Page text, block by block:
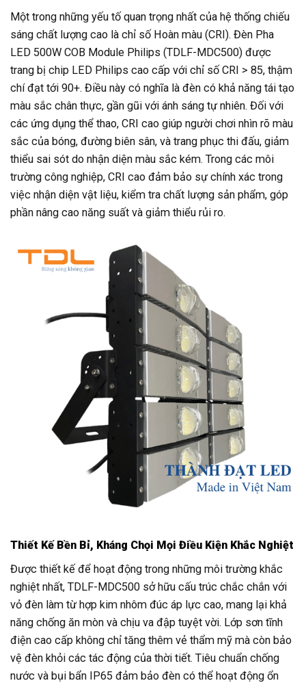
Một trong những yếu tố quan trọng nhất của hệ thống chiếu
sáng chất lượng cao là chỉ số Hoàn màu (CRI). Đèn Pha
LED 500W COB Module Philips (TDLF-MDC500) được
trang bị chip LED Philips cao cấp với chỉ số CRI > 85, thậm
chí đạt tới 90+. Điều này có nghĩa là đèn có khả năng tái tạo
màu sắc chân thực, gần gũi với ánh sáng tự nhiên. Đối với
các ứng dụng thể thao, CRI cao giúp người chơi nhìn rõ màu
sắc của bóng, đường biên sân, và trang phục thi đấu, giảm
thiểu sai sót do nhận diện màu sắc kém. Trong các môi
trường công nghiệp, CRI cao đảm bảo sự chính xác trong
việc nhận diện vật liệu, kiểm tra chất lượng sản phẩm, góp
phần nâng cao năng suất và giảm thiểu rủi ro.
Thiết Kế Bền Bỉ, Kháng Chọi Mọi Điều Kiện Khắc Nghiệt
Được thiết kế để hoạt động trong những môi trường khắc
nghiệt nhất, TDLF-MDC500 sở hữu cấu trúc chắc chắn với
vỏ đèn làm từ hợp kim nhôm đúc áp lực cao, mang lại khả
năng chống ăn mòn và chịu va đập tuyệt vời. Lớp sơn tĩnh
điện cao cấp không chỉ tăng thêm vẻ thẩm mỹ mà còn bảo
vệ đèn khỏi các tác động của thời tiết. Tiêu chuẩn chống
nước và bụi bẩn IP65 đảm bảo đèn có thể hoạt động ổn